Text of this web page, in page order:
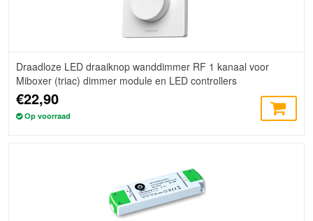
Draadloze LED draaiknop wanddimmer RF 1 kanaal voor
Miboxer (triac) dimmer module en LED controllers
€22,90
Op voorraad